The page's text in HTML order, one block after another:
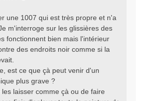
une 1007 qui est très propre et n'a
m'interroge sur les glissières des
fonctionnent bien mais l'intérieur
des endroits noir comme si la
est ce que çà peut venir d'un
plus grave ?
les laisser comme çà ou de faire